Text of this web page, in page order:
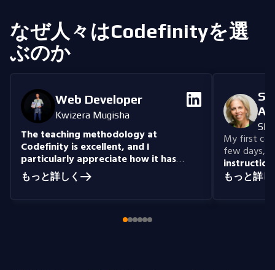
なぜ人々はCodefinityを選
ぶのか
Web Developer
Kwizera Mugisha
The teaching methodology at
Codefinity is excellent, and I
particularly appreciate how it has
prepared me to handle real-world
coding problems.
knowledge I have gained.
もっと詳しく
My first
few days,
もっと詳